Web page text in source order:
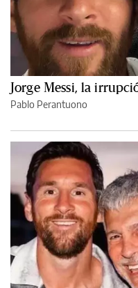
Jorge Messi, la
Pablo Perantuono